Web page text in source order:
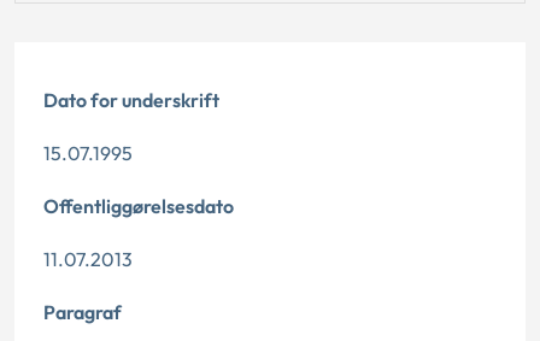
Dato for underskrift
15.07.1995
Offentliggørelsesdato
11.07.2013
Paragraf